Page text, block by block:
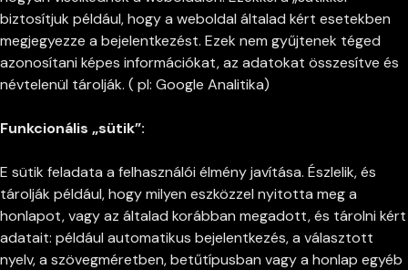
biztosítjuk például, hogy a weboldal általad kért esetekben
megjegyezze a bejelentkezést. Ezek nem gyűjtenek téged
azonosítani képes információkat, az adatokat összesítve és
névtelenül tárolják. ( pl: Google Analitika)
Funkcionális „sütik”:
E sütik feladata a felhasználói élmény javítása. Észlelik, és
tárolják például, hogy milyen eszközzel nyitotta meg a
honlapot, vagy az általad korábban megadott, és tárolni kért
adatait: például automatikus bejelentkezés, a választott
nyelv, a szövegméretben, betűtípusban vagy a honlap egyéb